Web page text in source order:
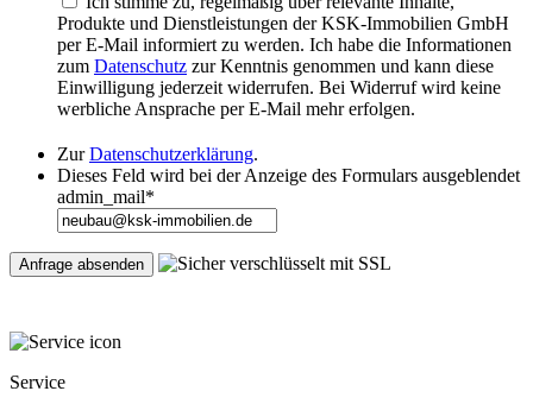
Produkte und Dienstleistungen der KSK-Immobilien GmbH
per E-Mail informiert zu werden. Ich habe die Informationen
zum Datenschutz zur Kenntnis genommen und kann diese
Einwilligung jederzeit widerrufen. Bei Widerruf wird keine
werbliche Ansprache per E-Mail mehr erfolgen.
ZurDatenschutzerklärung.
Dieses Feld wird bei der Anzeige des Formulars ausgeblendet
admin_mail*
Service